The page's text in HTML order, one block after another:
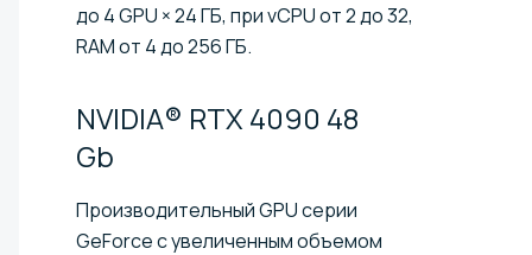
до 4 GPU × 24 ГБ, при vCPU от 2 до 32,
RAM от 4 до 256 ГБ.
NVIDIA® RTX 4090 48
Gb
Производительный GPU серии
GeForce с увеличенным объемом